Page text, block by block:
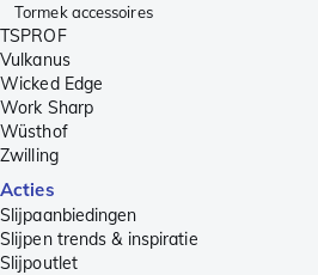
Tormek accessoires
TSPROF
Vulkanus
Wicked Edge
Work Sharp
Wüsthof
Zwilling
Acties
Slijpaanbiedingen
Slijpen trends & inspiratie
Slijpoutlet